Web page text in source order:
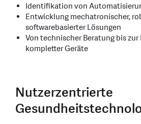
Identifikation von
Entwicklung mechatronischer,
softwarebasierter Lösungen
Von technischer Beratung bis
kompletter Geräte
Nutzerzentrierte